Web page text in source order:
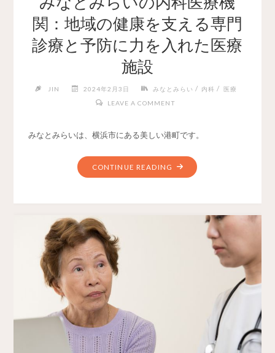
関：地域の健康を支える専門
診療と予防に力を入れた医療
施設
JIN 2024年2月3日 みなとみらい / 内科 /
医療
LEAVE A COMMENT
みなとみらいは、横浜市にある美しい港町です。
CONTINUE READING